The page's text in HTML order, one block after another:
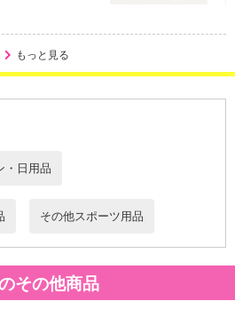
メガネからサングラスに変えることが
も着けられますので、偏光サングラス
で、レンズの上げ下げが片手で出来ま
マラソン中でもオンオフ自在です！
レンズ
もっと見る
・日用品
その他スポーツ用品
その他商品